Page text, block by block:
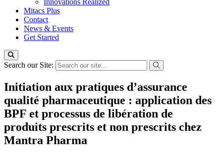
Innovations Realized
Mitacs Plus
Contact
News & Events
Get Started
Search our Site:
Initiation aux pratiques d’assurance
qualité pharmaceutique : application des
BPF et processus de libération de
produits prescrits et non prescrits chez
Mantra Pharma